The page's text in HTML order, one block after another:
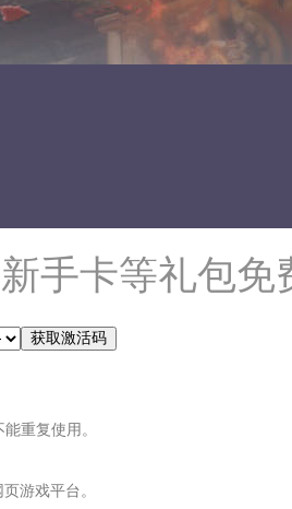
新手卡等礼包免
重复使用。
游戏平台。